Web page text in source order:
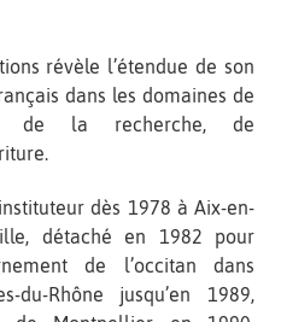
révèle l’étendue de son
dans les domaines de
de la recherche, de
dès 1978 à Aix-en-
détaché en 1982 pour
de l’occitan dans
du-Rhône jusqu’en 1989,